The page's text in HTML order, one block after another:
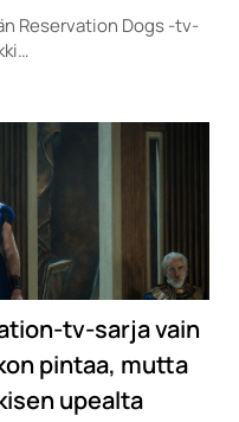
Reservation Dogs -tv-
tv-sarja vain
pintaa, mutta
upealta